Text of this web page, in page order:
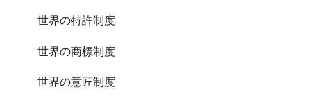
世界の特許制度
世界の商標制度
世界の意匠制度